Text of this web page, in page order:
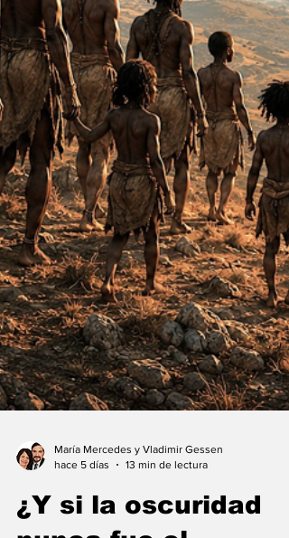
hace 5 días
13 min de lectura